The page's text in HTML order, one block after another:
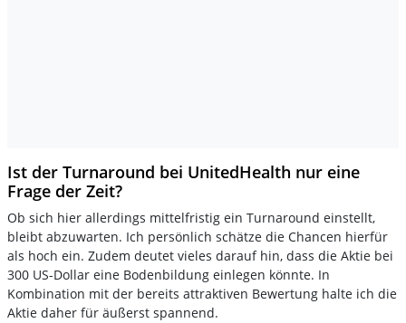
Ist der Turnaround bei UnitedHealth nur eine
Frage der Zeit?
Ob sich hier allerdings mittelfristig ein Turnaround einstellt,
bleibt abzuwarten. Ich persönlich schätze die Chancen hierfür
als hoch ein. Zudem deutet vieles darauf hin, dass die Aktie bei
300 US-Dollar eine Bodenbildung einlegen könnte. In
Kombination mit der bereits attraktiven Bewertung halte ich die
Aktie daher für äußerst spannend.